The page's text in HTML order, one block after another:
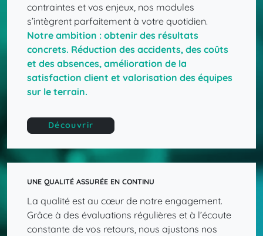
contraintes et vos enjeux, nos modules
s’intègrent parfaitement à votre quotidien.
Notre ambition : obtenir des résultats
concrets. Réduction des accidents, des coûts
et des absences, amélioration de la
satisfaction client et valorisation des équipes
sur le terrain.
Découvrir
UNE QUALITÉ ASSURÉE EN CONTINU
La qualité est au cœur de notre engagement.
Grâce à des évaluations régulières et à l’écoute
constante de vos retours, nous ajustons nos